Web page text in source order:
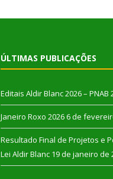
ÚLTIMAS PUBLICAÇÕES
Editais Aldir Blanc 2026 – PNAB
Janeiro Roxo 2026 6 de
Resultado Final de Projetos e
Lei Aldir Blanc 19 de janeiro de